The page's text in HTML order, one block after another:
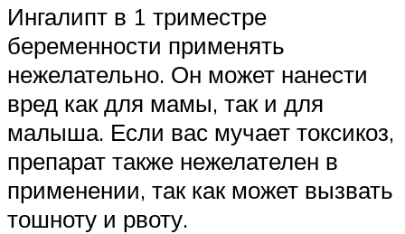
Ингалипт в 1 триместре
беременности применять
нежелательно. Он может нанести
вред как для мамы, так и для
малыша. Если вас мучает токсикоз,
препарат также нежелателен в
применении, так как может вызвать
тошноту и рвоту.